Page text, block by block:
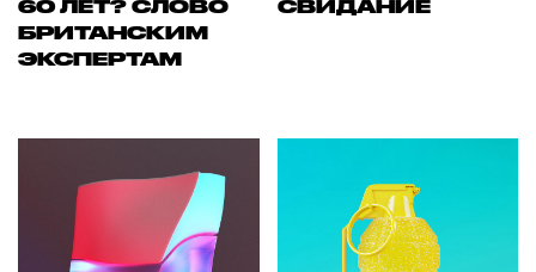
60 ЛЕТ? СЛОВО
БРИТАНСКИМ
ЭКСПЕРТАМ
СВИДАНИЕ